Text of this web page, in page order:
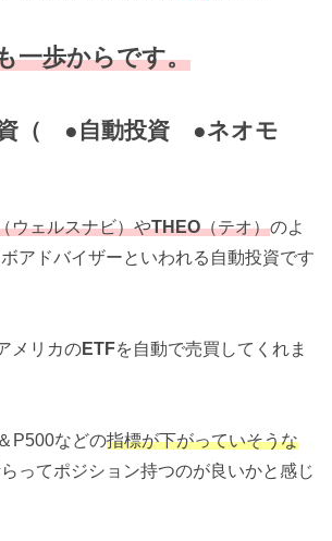
一歩からです。
資（ ●自動投資 ●ネオモ
ウェルスナビ）やTHEO（テオ）のよ
アドバイザーといわれる自動投資です
メリカのETFを自動で売買してくれま
P500などの指標が下がっていそうな
ってポジション持つのが良いかと感じ